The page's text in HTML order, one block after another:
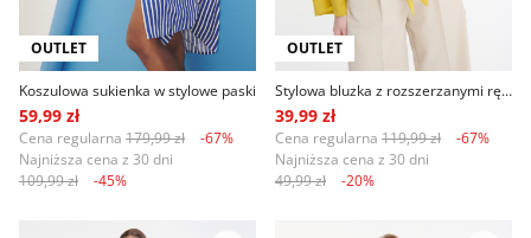
OUTLET
Koszulowa sukienka w stylowe paski
59,99 zł
Cena regularna 179,99 zł
-67%
Najniższa cena z 30 dni
109,99 zł
-45%
OUTLET
Stylowa bluzka z rozszerzanymi rękawami
39,99 zł
Cena regularna 119,99 zł
-67%
Najniższa cena z 30 dni
49,99 zł
-20%